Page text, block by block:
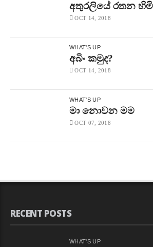
අතුරලියේ රතන හිමි
OCT 14, 2018
WHAT'S UP
අබිං කමුද?
OCT 14, 2018
WHAT'S UP
මා නොවන මම
OCT 07, 2018
RECENT POSTS
WHAT'S UP